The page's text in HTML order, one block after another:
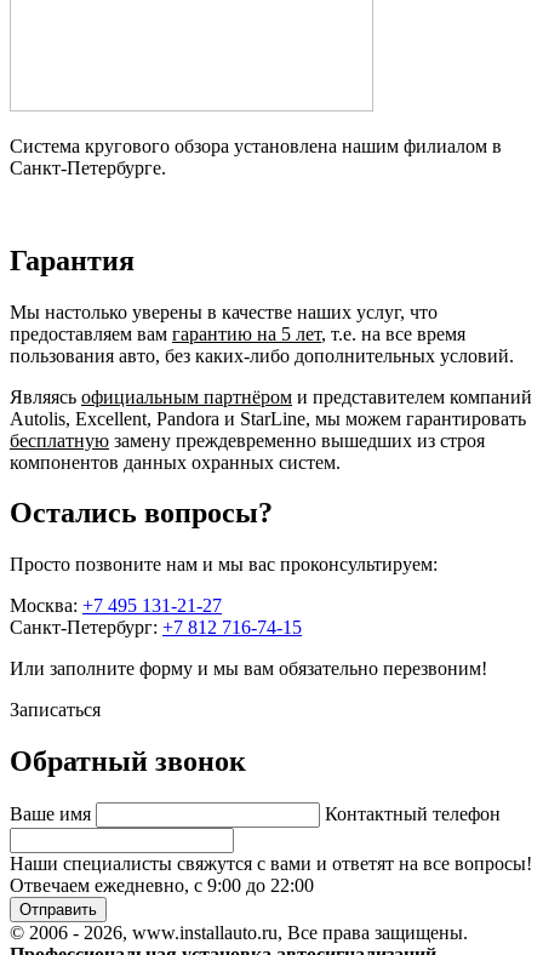
Система кругового обзора установлена нашим филиалом в
Санкт-Петербурге.
Гарантия
Мы настолько уверены в качестве наших услуг, что
предоставляем вам гарантию на 5 лет, т.е. на все время
пользования авто, без каких-либо дополнительных условий.
Являясь официальным партнёром и представителем компаний
Autolis, Excellent, Pandora и StarLine, мы можем гарантировать
бесплатную замену преждевременно вышедших из строя
компонентов данных охранных систем.
Остались вопросы?
Просто позвоните нам и мы вас проконсультируем:
Москва: +7 495 131-21-27
Санкт-Петербург: +7 812 716-74-15
Или заполните форму и мы вам обязательно перезвоним!
Записаться
Обратный звонок
Ваше имя Контактный телефон
Наши специалисты свяжутся с вами и ответят на все вопросы!
Отвечаем ежедневно, с 9:00 до 22:00
Отправить
© 2006 - 2026, www.installauto.ru, Все права защищены.